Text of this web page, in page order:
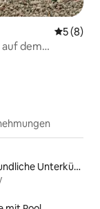
5 (8)
dem
Familienfreundliche Unterkünfte